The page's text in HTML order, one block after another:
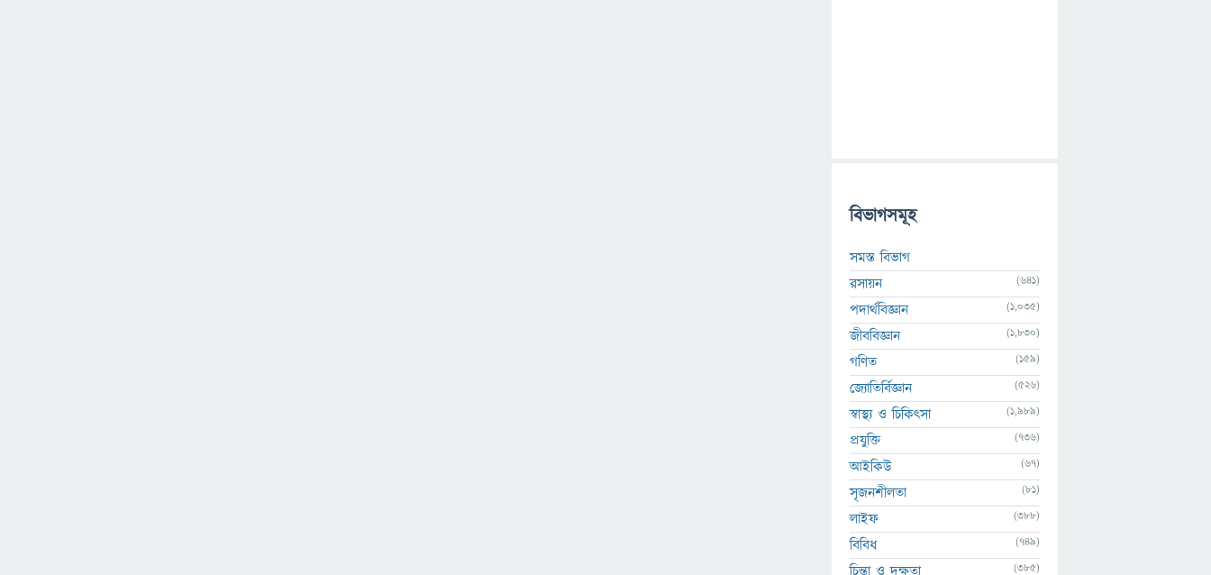
বিভাগসমূহ
সমস্ত বিভাগ
রসায়ন
(641)
পদার্থবিজ্ঞান (1,035)
জীববিজ্ঞান (1,830)
গণিত (159)
জ্যোতির্বিজ্ঞান (526)
স্বাস্থ্য ও চিকিৎসা (1,989)
প্রযুক্তি (736)
আইকিউ (67)
সৃজনশীলতা (81)
লাইফ (388)
বিবিধ (749)
চিন্তা ও দক্ষতা (385)